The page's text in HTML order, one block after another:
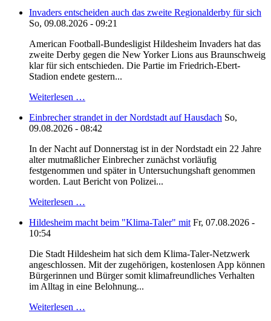
Invaders entscheiden auch das zweite Regionalderby für sich
So, 09.08.2026 - 09:21
American Football-Bundesligist Hildesheim Invaders hat das
zweite Derby gegen die New Yorker Lions aus Braunschweig
klar für sich entschieden. Die Partie im Friedrich-Ebert-
Stadion endete gestern...
Weiterlesen …
Einbrecher strandet in der Nordstadt auf Hausdach So,
09.08.2026 - 08:42
In der Nacht auf Donnerstag ist in der Nordstadt ein 22 Jahre
alter mutmaßlicher Einbrecher zunächst vorläufig
festgenommen und später in Untersuchungshaft genommen
worden. Laut Bericht von Polizei...
Weiterlesen …
Hildesheim macht beim "Klima-Taler" mit Fr, 07.08.2026 -
10:54
Die Stadt Hildesheim hat sich dem Klima-Taler-Netzwerk
angeschlossen. Mit der zugehörigen, kostenlosen App können
Bürgerinnen und Bürger somit klimafreundliches Verhalten
im Alltag in eine Belohnung...
Weiterlesen …